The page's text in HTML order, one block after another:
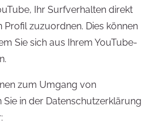
Ihr Surfverhalten direkt
Profil zuzuordnen. Dies können
Sie sich aus Ihrem YouTube-
zum Umgang von
in der Datenschutzerklärung